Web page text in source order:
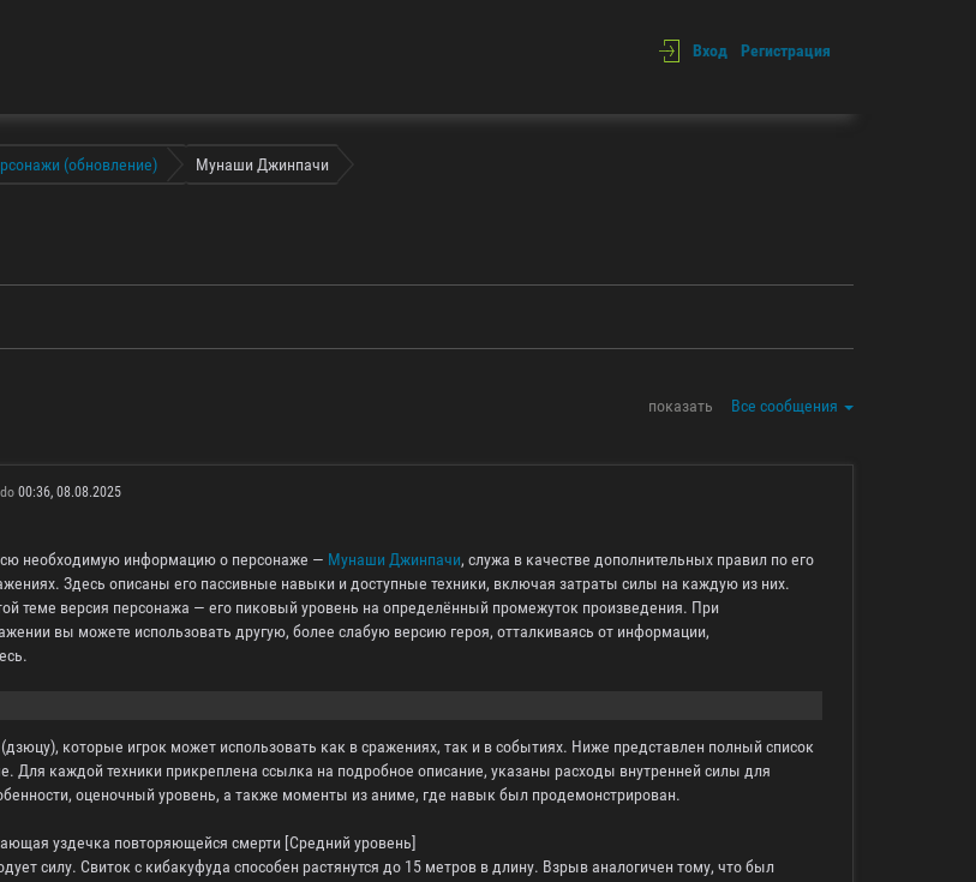
Вход Регистрация
(обновление) Мунаши Джинпачи
показать Все сообщения
00:36, 08.08.2025
необходимую информацию о персонаже — Мунаши Джинпачи, служа в качестве дополнительных правил по его
Здесь описаны его пассивные навыки и доступные техники, включая затраты силы на каждую из них.
теме версия персонажа — его пиковый уровень на определённый промежуток произведения. При
вы можете использовать другую, более слабую версию героя, отталкиваясь от информации,
которые игрок может использовать как в сражениях, так и в событиях. Ниже представлен полный список
Для каждой техники прикреплена ссылка на подробное описание, указаны расходы внутренней силы для
оценочный уровень, а также моменты из аниме, где навык был продемонстрирован.
уздечка повторяющейся смерти [Средний уровень]
силу. Свиток с кибакуфуда способен растянутся до 15 метров в длину. Взрыв аналогичен тому, что был